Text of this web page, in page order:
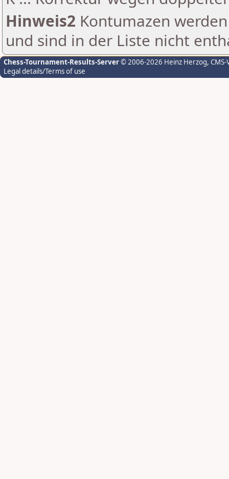
Hinweis2 Kontumazen
und sind in der Liste nicht
Chess-Tournament-Results-Server© 2006-2026 Heinz Herzog,
Legal details/Terms of use